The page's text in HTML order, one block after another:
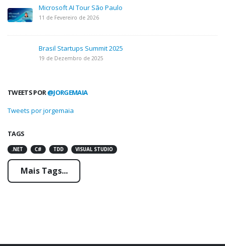
Microsoft AI Tour São Paulo
11 de Fevereiro de 2026
Brasil Startups Summit 2025
19 de Dezembro de 2025
TWEETS POR@JORGEMAIA
Tweets por jorgemaia
TAGS
.NET C# TDD VISUAL STUDIO
Mais Tags...